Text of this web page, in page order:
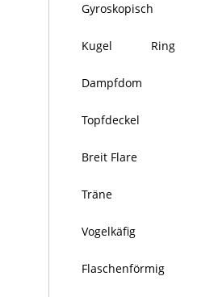
Gyroskopisch
Kugel Ring
Dampfdom
Topfdeckel
Breit Flare
Träne
Vogelkäfig
Flaschenförmig